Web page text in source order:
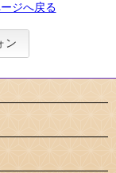
ージへ戻る
ン